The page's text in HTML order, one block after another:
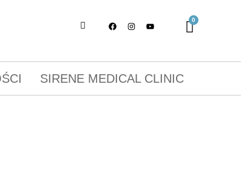
SIRENE MEDICAL CLINIC